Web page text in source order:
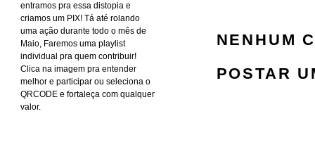
NENHUM
POSTAR
entramos pra essa distopia e
criamos um PIX! Tá até rolando
uma ação durante todo o mês de
Maio, Faremos uma playlist
individual pra quem contribuir!
Clica na imagem pra entender
melhor e participar ou seleciona o
QRCODE e fortaleça com qualquer
valor.